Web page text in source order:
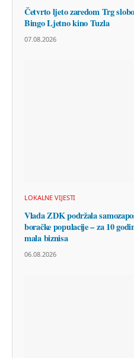
Četvrto ljeto zaredom Trg
Bingo Ljetno kino Tuzla
07.08.2026
LOKALNE VIJESTI
Vlada ZDK podržala
boračke populacije – za 10
mala biznisa
06.08.2026